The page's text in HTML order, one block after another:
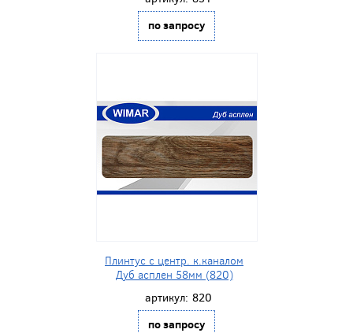
по запросу
Плинтус с центр. к.каналом
Дуб асплен 58мм (820)
артикул: 820
по запросу